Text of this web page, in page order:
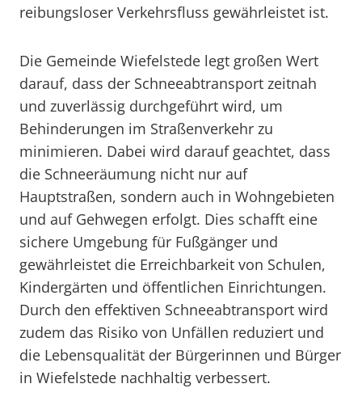
reibungsloser Verkehrsfluss gewährleistet ist.
Die Gemeinde Wiefelstede legt großen Wert
darauf, dass der Schneeabtransport zeitnah
und zuverlässig durchgeführt wird, um
Behinderungen im Straßenverkehr zu
minimieren. Dabei wird darauf geachtet, dass
die Schneeräumung nicht nur auf
Hauptstraßen, sondern auch in Wohngebieten
und auf Gehwegen erfolgt. Dies schafft eine
sichere Umgebung für Fußgänger und
gewährleistet die Erreichbarkeit von Schulen,
Kindergärten und öffentlichen Einrichtungen.
Durch den effektiven Schneeabtransport wird
zudem das Risiko von Unfällen reduziert und
die Lebensqualität der Bürgerinnen und Bürger
in Wiefelstede nachhaltig verbessert.